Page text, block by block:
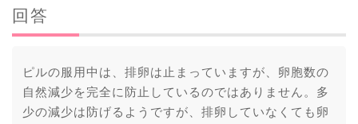
回答
ピルの服用中は、排卵は止まっていますが、卵胞数の
自然減少を完全に防止しているのではありません。多
少の減少は防げるようですが、排卵していなくても卵